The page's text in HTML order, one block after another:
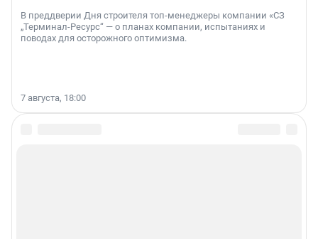
В преддверии Дня строителя топ-менеджеры компании «СЗ
„Терминал-Ресурс“ — о планах компании, испытаниях и
поводах для осторожного оптимизма.
7 августа, 18:00